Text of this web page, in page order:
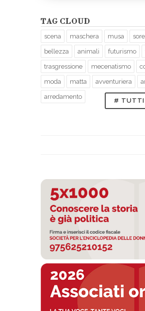
TAG CLOUD
scena maschera musa
bellezza animali futurismo
trasgressione mecenatismo
moda matta avventuriera
arredamento
# TUTTI